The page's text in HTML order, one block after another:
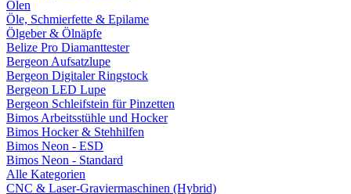
Ölen
Öle, Schmierfette & Epilame
Ölgeber & Ölnäpfe
Belize Pro Diamanttester
Bergeon Aufsatzlupe
Bergeon Digitaler Ringstock
Bergeon LED Lupe
Bergeon Schleifstein für Pinzetten
Bimos Arbeitsstühle und Hocker
Bimos Hocker & Stehhilfen
Bimos Neon - ESD
Bimos Neon - Standard
Alle Kategorien
CNC & Laser-Graviermaschinen (Hybrid)